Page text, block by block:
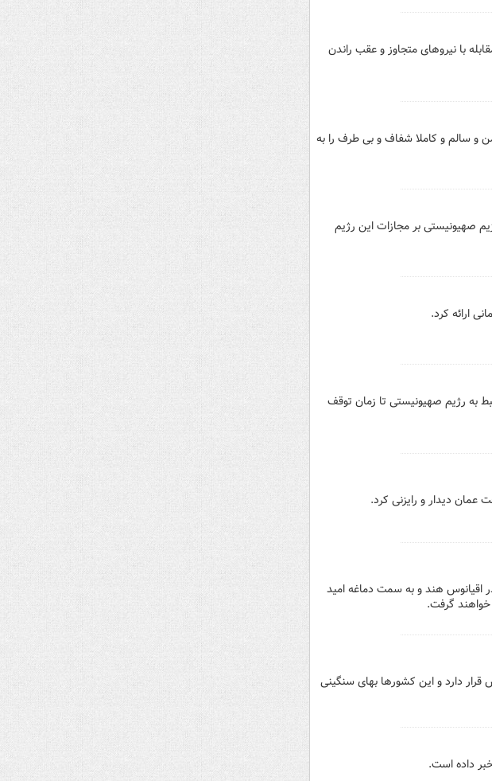
با نیروهای متجاوز و عقب راندن
و سالم و کاملا شفاف و بی طرف را به
صهیونیستی بر مجازات این رژیم
ارائه کرد.
به رژیم صهیونیستی تا زمان توقف
دیدار و رایزنی کرد.
اقیانوس هند و به سمت دماغه امید
گرفت.
قرار دارد و این کشورها بهای سنگینی